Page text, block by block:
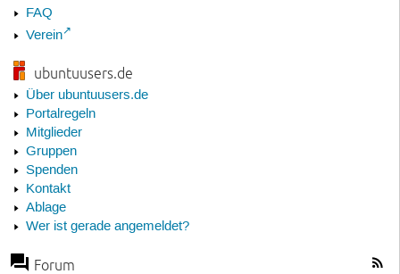
FAQ
Verein
ubuntuusers.de
Über ubuntuusers.de
Portalregeln
Mitglieder
Gruppen
Spenden
Kontakt
Ablage
Wer ist gerade angemeldet?
Forum